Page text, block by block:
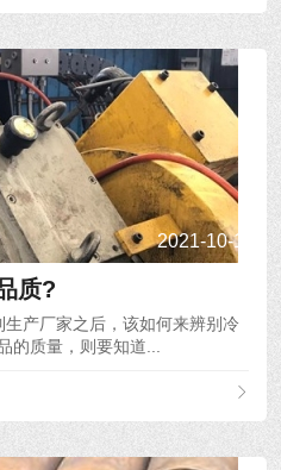
2021-10-14
质?
产厂家之后，该如何来辨别冷
的质量，则要知道...